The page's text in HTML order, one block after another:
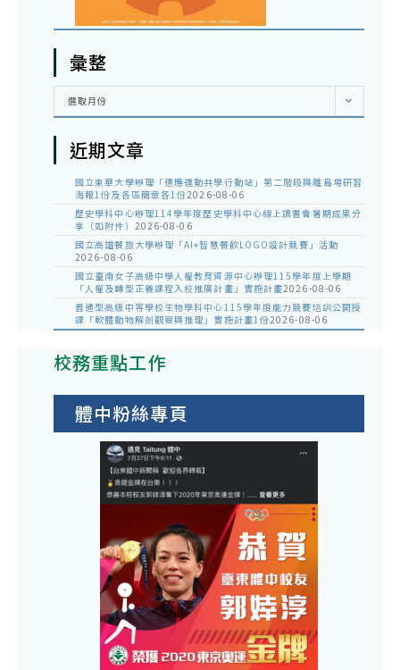
彙整
彙
選取月份
近期文章
國立東華大學辦理「適應運動共學行動站」第二階段與離島場研習
海報1份及各區簡章各1份2026-08-06
歷史學科中心辦理114學年度歷史學科中心線上讀書會暑期成果分
享（如附件） 2026-08-06
國立高雄餐旅大學辦理「AI+智慧餐飲LOGO設計競賽」活動
2026-08-06
國立臺南女子高級中學人權教育資源中心辦理115學年度上學期
「人權及轉型正義課程入校推廣計畫」實施計畫2026-08-06
普通型高級中等學校生物學科中心115學年度能力競賽培訓公開授
課「軟體動物解剖觀察與推理」實施計畫1份2026-08-06
校務重點工作
體中粉絲專頁